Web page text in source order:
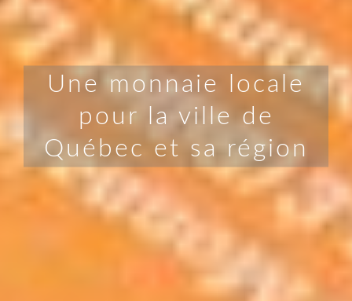
Une monnaie locale
pour la ville de
Québec et sa région